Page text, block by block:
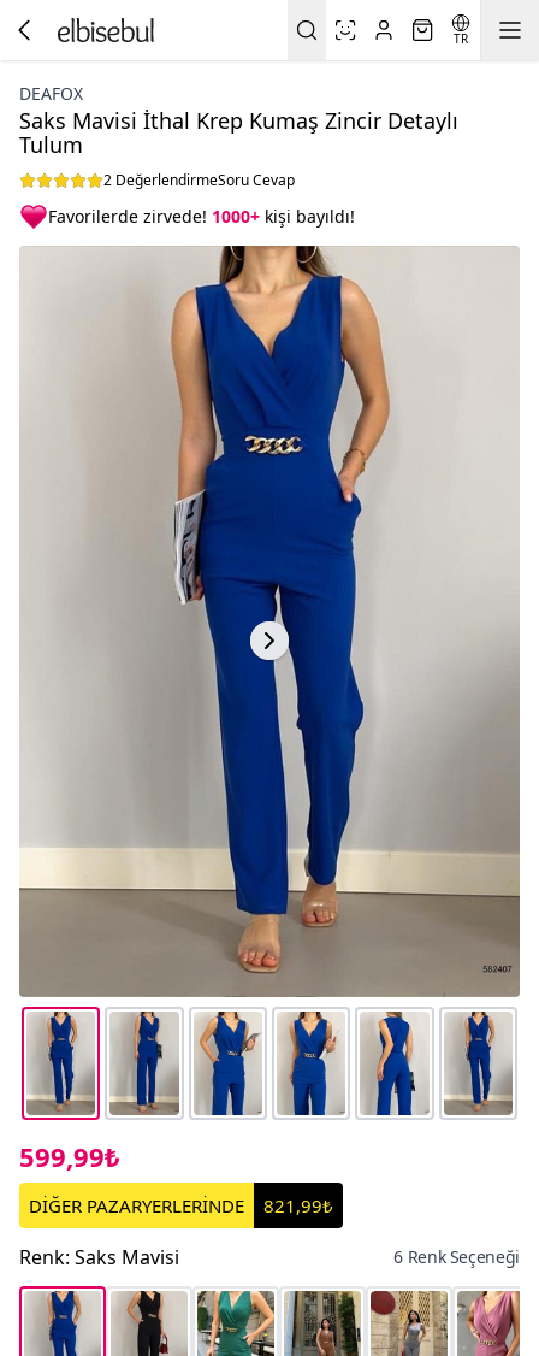
TR
DEAFOX
Saks Mavisi İthal Krep Kumaş Zincir Detaylı
Tulum
2 DeğerlendirmeSoru Cevap
Favorilerde zirvede! 1000+ kişi bayıldı!
599,99₺
DİĞER PAZARYERLERİNDE 821,99₺
Renk: Saks Mavisi 6 Renk Seçeneği